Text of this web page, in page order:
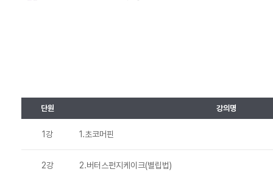
단원 강의명
1강 1.초코머핀
2강 2.버터스펀지케이크(별립법)